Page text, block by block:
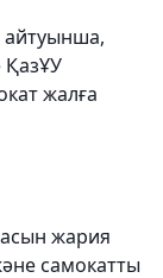
ҚазҰУ
жалға
жария
самокатты